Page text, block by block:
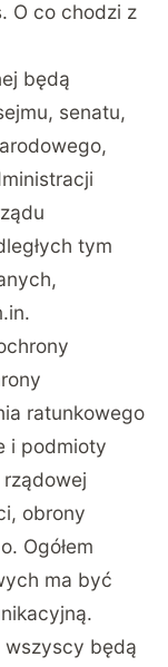
O co chodzi z
będą
senatu,
tym
ratunkowego
i podmioty
obrony
Ogółem
ma być
wszyscy będą